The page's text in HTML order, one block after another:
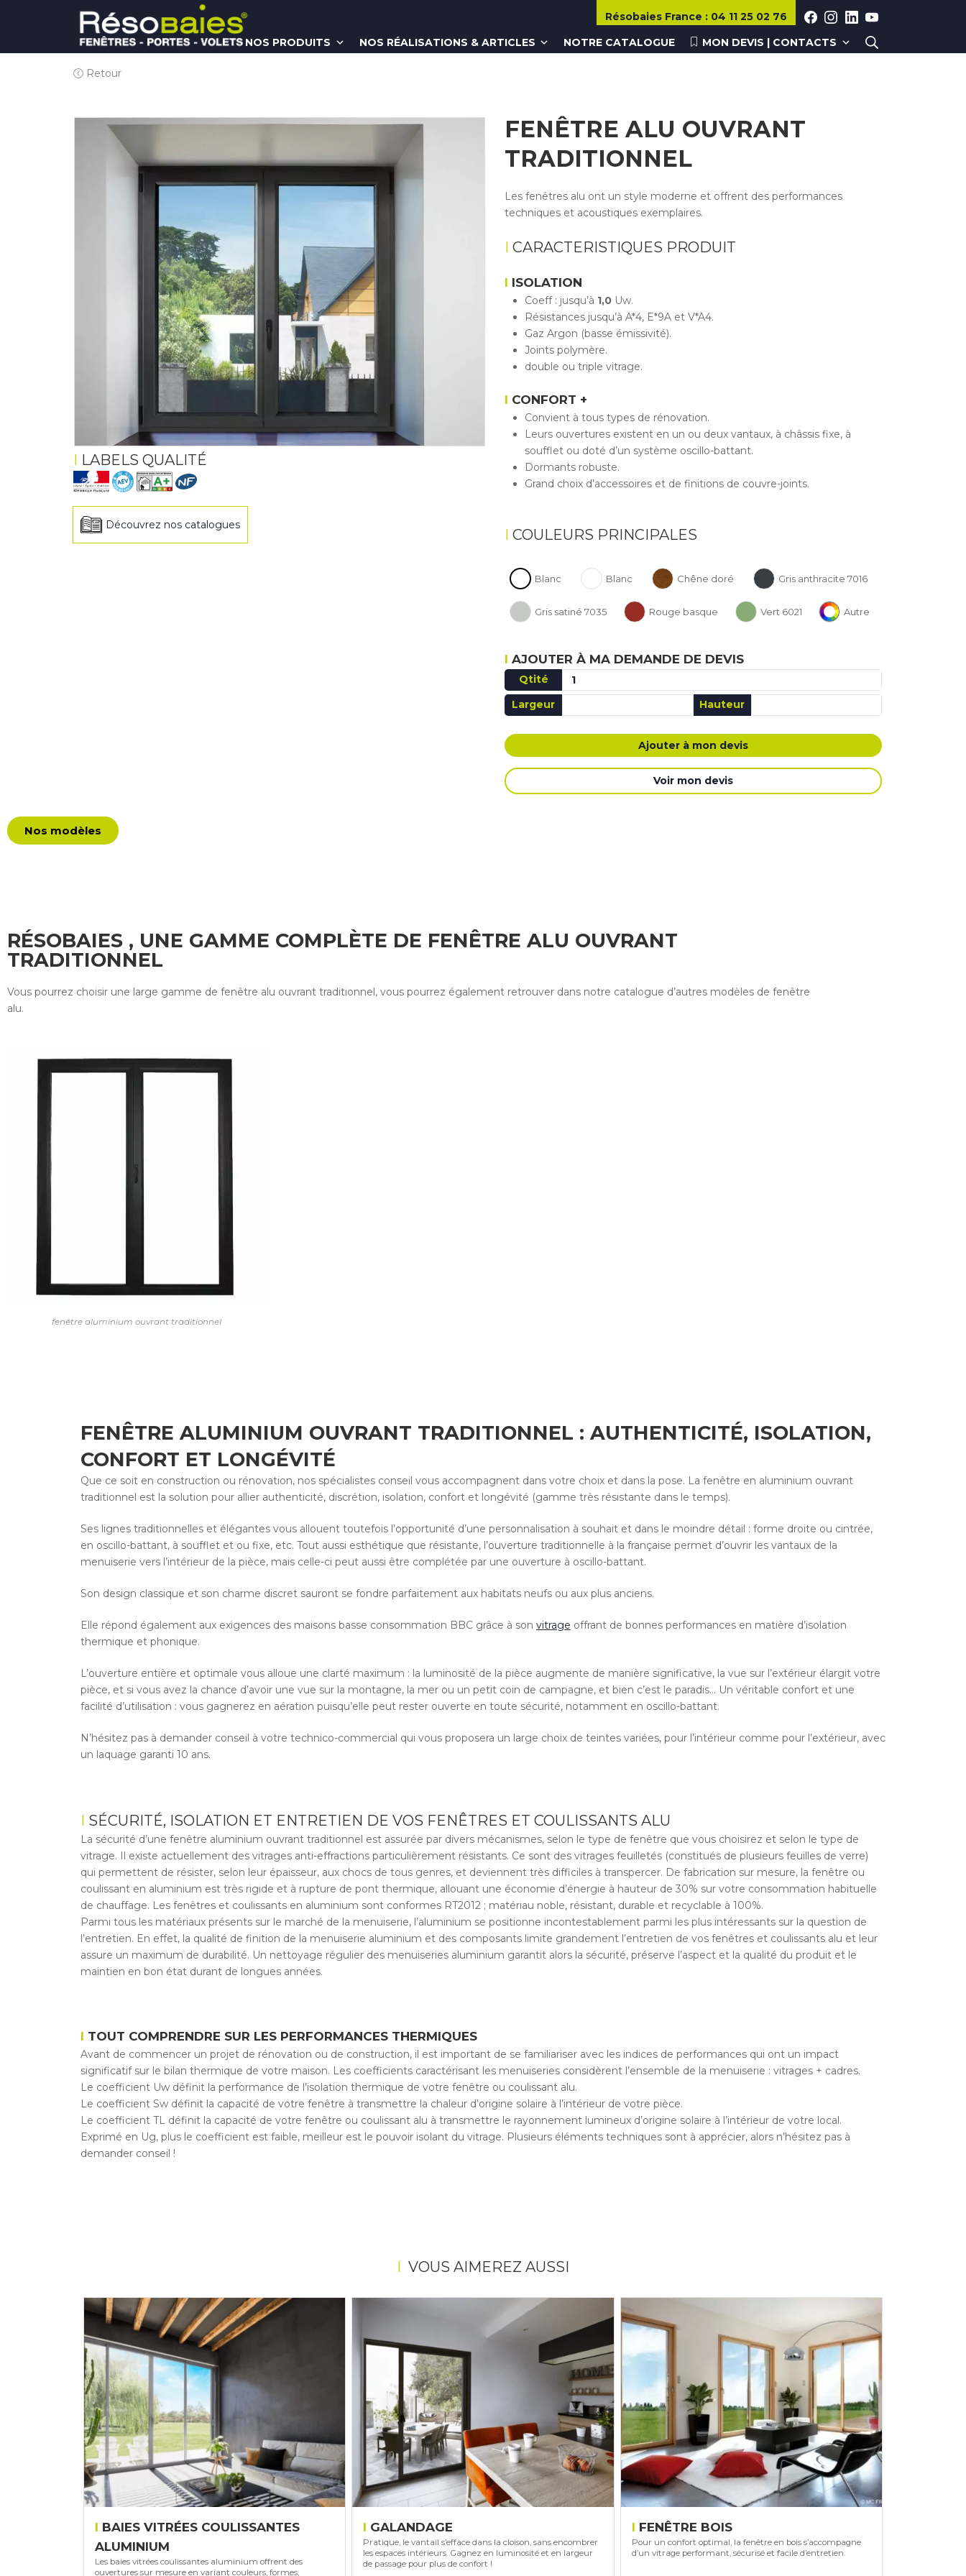
Résobaies France : 04 11 25 02 76
NOS PRODUITS
NOS RÉALISATIONS & ARTICLES NOTRE CATALOGUE MON DEVIS | CONTACTS
Retour
LABELS QUALITÉ
Découvrez nos catalogues
FENÊTRE ALU OUVRANT
TRADITIONNEL
Les fenêtres alu ont un style moderne et offrent des performances
techniques et acoustiques exemplaires.
CARACTERISTIQUES PRODUIT
ISOLATION
Coeff : jusqu’à 1,0 Uw.
Résistances jusqu’à A*4, E*9A et V*A4.
Gaz Argon (basse émissivité).
Joints polymère.
double ou triple vitrage.
CONFORT +
Convient à tous types de rénovation.
Leurs ouvertures existent en un ou deux vantaux, à châssis fixe, à
soufflet ou doté d’un système oscillo-battant.
Dormants robuste.
Grand choix d’accessoires et de finitions de couvre-joints.
COULEURS PRINCIPALES
Blanc Blanc Chêne doré Gris anthracite 7016
Gris satiné 7035 Rouge basque Vert 6021 Autre
AJOUTER À MA DEMANDE DE DEVIS
Qtité
Largeur
Hauteur
Ajouter à mon devis
Voir mon devis
Nos modèles
RÉSOBAIES , UNE GAMME COMPLÈTE DE FENÊTRE ALU OUVRANT
TRADITIONNEL
Vous pourrez choisir une large gamme de fenêtre alu ouvrant traditionnel, vous pourrez également retrouver dans notre catalogue d’autres modèles de fenêtre
alu.
fenêtre aluminium ouvrant traditionnel
FENÊTRE ALUMINIUM OUVRANT TRADITIONNEL : AUTHENTICITÉ, ISOLATION,
CONFORT ET LONGÉVITÉ
Que ce soit en construction ou rénovation, nos spécialistes conseil vous accompagnent dans votre choix et dans la pose. La fenêtre en aluminium ouvrant
traditionnel est la solution pour allier authenticité, discrétion, isolation, confort et longévité (gamme très résistante dans le temps).
Ses lignes traditionnelles et élégantes vous allouent toutefois l’opportunité d’une personnalisation à souhait et dans le moindre détail : forme droite ou cintrée,
en oscillo-battant, à soufflet et ou fixe, etc. Tout aussi esthétique que résistante, l’ouverture traditionnelle à la française permet d’ouvrir les vantaux de la
menuiserie vers l’intérieur de la pièce, mais celle-ci peut aussi être complétée par une ouverture à oscillo-battant.
Son design classique et son charme discret sauront se fondre parfaitement aux habitats neufs ou aux plus anciens.
Elle répond également aux exigences des maisons basse consommation BBC grâce à son vitrage offrant de bonnes performances en matière d’isolation
thermique et phonique.
L’ouverture entière et optimale vous alloue une clarté maximum : la luminosité de la pièce augmente de manière significative, la vue sur l’extérieur élargit votre
pièce, et si vous avez la chance d’avoir une vue sur la montagne, la mer ou un petit coin de campagne, et bien c’est le paradis… Un véritable confort et une
facilité d’utilisation : vous gagnerez en aération puisqu’elle peut rester ouverte en toute sécurité, notamment en oscillo-battant.
N’hésitez pas à demander conseil à votre technico-commercial qui vous proposera un large choix de teintes variées, pour l’intérieur comme pour l’extérieur, avec
un laquage garanti 10 ans.
SÉCURITÉ, ISOLATION ET ENTRETIEN DE VOS FENÊTRES ET COULISSANTS ALU
La sécurité d’une fenêtre aluminium ouvrant traditionnel est assurée par divers mécanismes, selon le type de fenêtre que vous choisirez et selon le type de
vitrage. Il existe actuellement des vitrages anti-effractions particulièrement résistants. Ce sont des vitrages feuilletés (constitués de plusieurs feuilles de verre)
qui permettent de résister, selon leur épaisseur, aux chocs de tous genres, et deviennent très difficiles à transpercer. De fabrication sur mesure, la fenêtre ou
coulissant en aluminium est très rigide et à rupture de pont thermique, allouant une économie d’énergie à hauteur de 30% sur votre consommation habituelle
de chauffage. Les fenêtres et coulissants en aluminium sont conformes RT2012 ; matériau noble, résistant, durable et recyclable à 100%.
Parmi tous les matériaux présents sur le marché de la menuiserie, l’aluminium se positionne incontestablement parmi les plus intéressants sur la question de
l’entretien. En effet, la qualité de finition de la menuiserie aluminium et des composants limite grandement l’entretien de vos fenêtres et coulissants alu et leur
assure un maximum de durabilité. Un nettoyage régulier des menuiseries aluminium garantit alors la sécurité, préserve l’aspect et la qualité du produit et le
maintien en bon état durant de longues années.
TOUT COMPRENDRE SUR LES PERFORMANCES THERMIQUES
Avant de commencer un projet de rénovation ou de construction, il est important de se familiariser avec les indices de performances qui ont un impact
significatif sur le bilan thermique de votre maison. Les coefficients caractérisant les menuiseries considèrent l’ensemble de la menuiserie : vitrages + cadres.
Le coefficient Uw définit la performance de l’isolation thermique de votre fenêtre ou coulissant alu.
Le coefficient Sw définit la capacité de votre fenêtre à transmettre la chaleur d’origine solaire à l’intérieur de votre pièce.
Le coefficient TL définit la capacité de votre fenêtre ou coulissant alu à transmettre le rayonnement lumineux d’origine solaire à l’intérieur de votre local.
Exprimé en Ug, plus le coefficient est faible, meilleur est le pouvoir isolant du vitrage. Plusieurs éléments techniques sont à apprécier, alors n’hésitez pas à
demander conseil !
VOUS AIMEREZ AUSSI
BAIES VITRÉES COULISSANTES
ALUMINIUM
Les baies vitrées coulissantes aluminium offrent des
ouvertures sur mesure en variant couleurs, formes,
GALANDAGE
Pratique, le vantail s’efface dans la cloison, sans encombrer
les espaces intérieurs. Gagnez en luminosité et en largeur
de passage pour plus de confort !
FENÊTRE BOIS
Pour un confort optimal, la fenêtre en bois s’accompagne
d’un vitrage performant, sécurisé et facile d’entretien.